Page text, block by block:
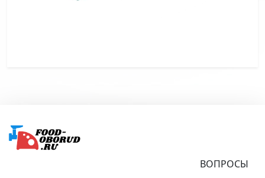
ВОПРОСЫ